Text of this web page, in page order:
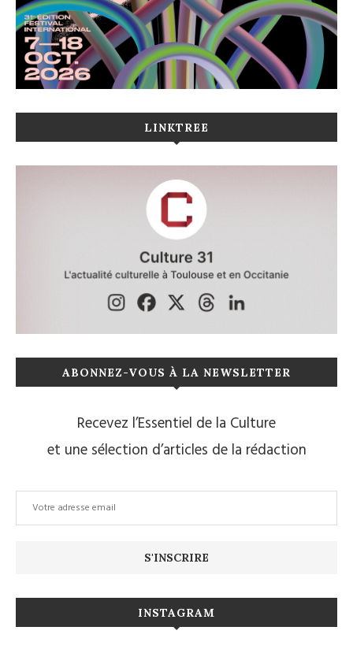
LINKTREE
ABONNEZ-VOUS À LA NEWSLETTER
Recevez l’Essentiel de la Culture
et une sélection d’articles de la rédaction
INSTAGRAM